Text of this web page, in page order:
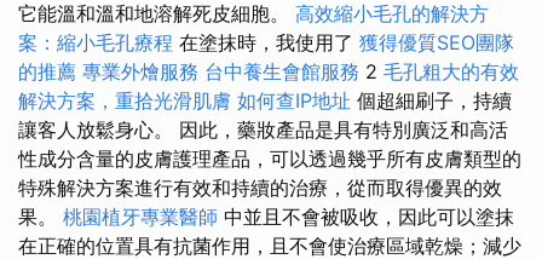
它能溫和溫和地溶解死皮細胞。 高效縮小毛孔的解決方
案：縮小毛孔療程 在塗抹時，我使用了 獲得優質SEO團隊
的推薦 專業外燴服務 台中養生會館服務 2 毛孔粗大的有效
解決方案，重拾光滑肌膚 如何查IP地址 個超細刷子，持續
讓客人放鬆身心。 因此，藥妝產品是具有特別廣泛和高活
性成分含量的皮膚護理產品，可以透過幾乎所有皮膚類型的
特殊解決方案進行有效和持續的治療，從而取得優異的效
果。 桃園植牙專業醫師 中並且不會被吸收，因此可以塗抹
在正確的位置具有抗菌作用，且不會使治療區域乾燥；減少